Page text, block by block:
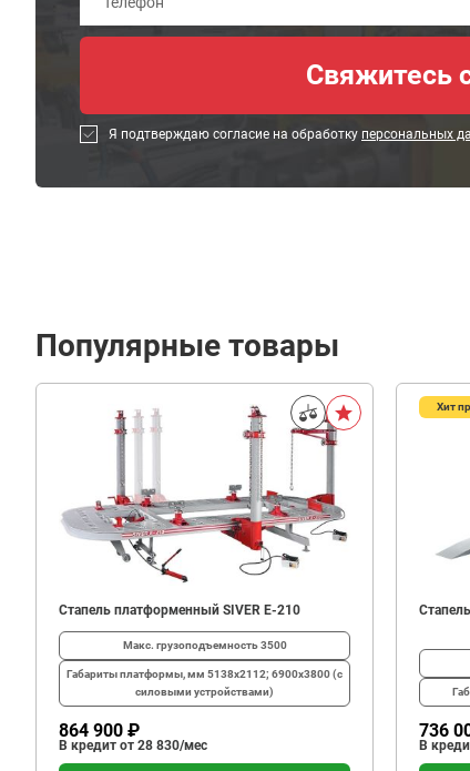
Я подтверждаю согласие на обработку персональных
600
В корзину
Популярные товары
Стапель платформенный SIVER E-210
Макс. грузоподъемность3500
Габариты платформы, мм 5138х2112; 6900х3800 (с
силовыми устройствами)
864 900 ₽
В кредит от 28 830/мес
Хит
736
В